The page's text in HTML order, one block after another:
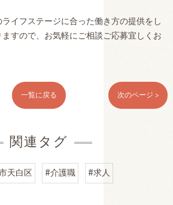
イフステージに合った働き方の提供をし
すので、お気軽にご相談ご応募宜しくお
一覧に戻る 次のページ >
関連タグ
天白区 #介護職 #求人